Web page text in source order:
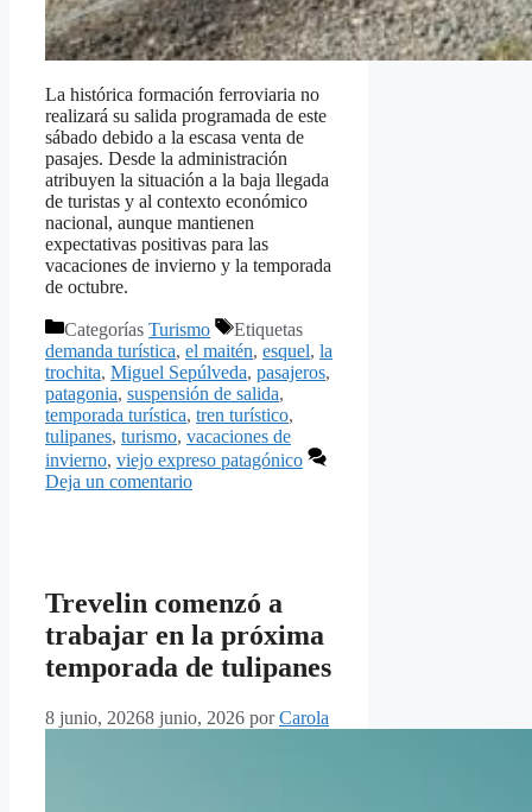
La histórica formación ferroviaria no
realizará su salida programada de este
sábado debido a la escasa venta de
pasajes. Desde la administración
atribuyen la situación a la baja llegada
de turistas y al contexto económico
nacional, aunque mantienen
expectativas positivas para las
vacaciones de invierno y la temporada
de octubre.
Categorías Turismo
Etiquetas
demanda turística, el maitén, esquel, la
trochita, Miguel Sepúlveda, pasajeros,
patagonia, suspensión de salida,
temporada turística, tren turístico,
tulipanes, turismo, vacaciones de
invierno, viejo expreso patagónico
Deja un comentario
Trevelin comenzó a
trabajar en la próxima
temporada de tulipanes
8 junio, 20268 junio, 2026 porCarola